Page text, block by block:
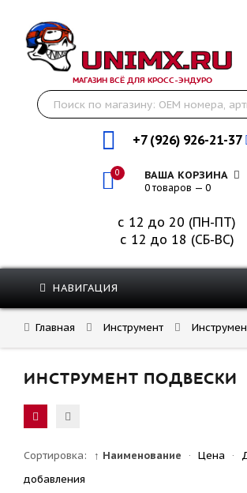
МАГАЗИН ВСЁ ДЛЯ КРОСС-ЭНДУРО
+7 (926) 926-21-37
0 ВАША КОРЗИНА
0 товаров — 0
с 12 до 20 (ПН-ПТ)
с 12 до 18 (СБ-ВС)
НАВИГАЦИЯ
Главная Инструмент
ИНСТРУМЕНТ ПОДВЕСКИ
Сортировка: ↑ Наименование · Цена ·
добавления